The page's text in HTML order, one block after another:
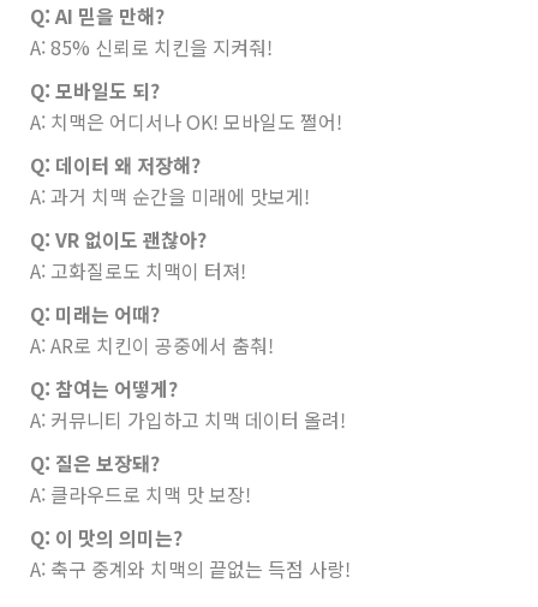
Q: AI 믿을 만해?
A: 85% 신뢰로 치킨을 지켜줘!
Q: 모바일도 되?
A: 치맥은 어디서나 OK! 모바일도 쩔어!
Q: 데이터 왜 저장해?
A: 과거 치맥 순간을 미래에 맛보게!
Q: VR 없이도 괜찮아?
A: 고화질로도 치맥이 터져!
Q: 미래는 어때?
A: AR로 치킨이 공중에서 춤춰!
Q: 참여는 어떻게?
A: 커뮤니티 가입하고 치맥 데이터 올려!
Q: 질은 보장돼?
A: 클라우드로 치맥 맛 보장!
Q: 이 맛의 의미는?
A: 축구 중계와 치맥의 끝없는 득점 사랑!